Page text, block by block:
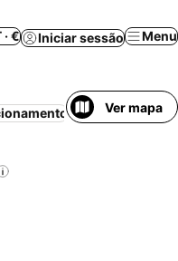
· € Iniciar sessão Menu
AnimaisVer mapa